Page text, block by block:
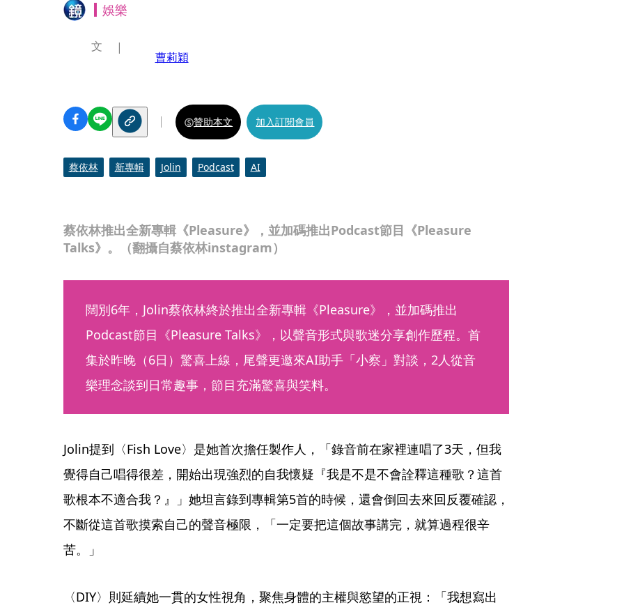
娛樂
蔡依林推出全新專輯《Pleasure》，並加碼推出Podcast節目《Pleasure
Talks》。（翻攝自蔡依林instagram）
文
曹莉穎
贊助本文 加入訂閱會員
蔡依林 新專輯 Jolin Podcast AI
闊別6年，Jolin蔡依林終於推出全新專輯《Pleasure》，並加碼推出
Podcast節目《Pleasure Talks》，以聲音形式與歌迷分享創作歷程。首
集於昨晚（6日）驚喜上線，尾聲更邀來AI助手「小察」對談，2人從音
樂理念談到日常趣事，節目充滿驚喜與笑料。
Jolin提到〈Fish Love〉是她首次擔任製作人，「錄音前在家裡連唱了3天，但我
覺得自己唱得很差，開始出現強烈的自我懷疑『我是不是不會詮釋這種歌？這首
歌根本不適合我？』」她坦言錄到專輯第5首的時候，還會倒回去來回反覆確認，
不斷從這首歌摸索自己的聲音極限，「一定要把這個故事講完，就算過程很辛
苦。」
〈DIY〉則延續她一貫的女性視角，聚焦身體的主權與慾望的正視：「我想寫出